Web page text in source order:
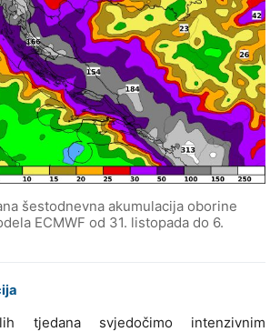
šestodnevna akumulacija oborine
ECMWF od 31. listopada do 6.
tjedana svjedočimo intenzivnim